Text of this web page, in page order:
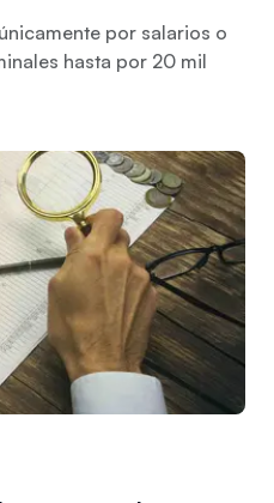
por salarios o
hasta por 20 mil